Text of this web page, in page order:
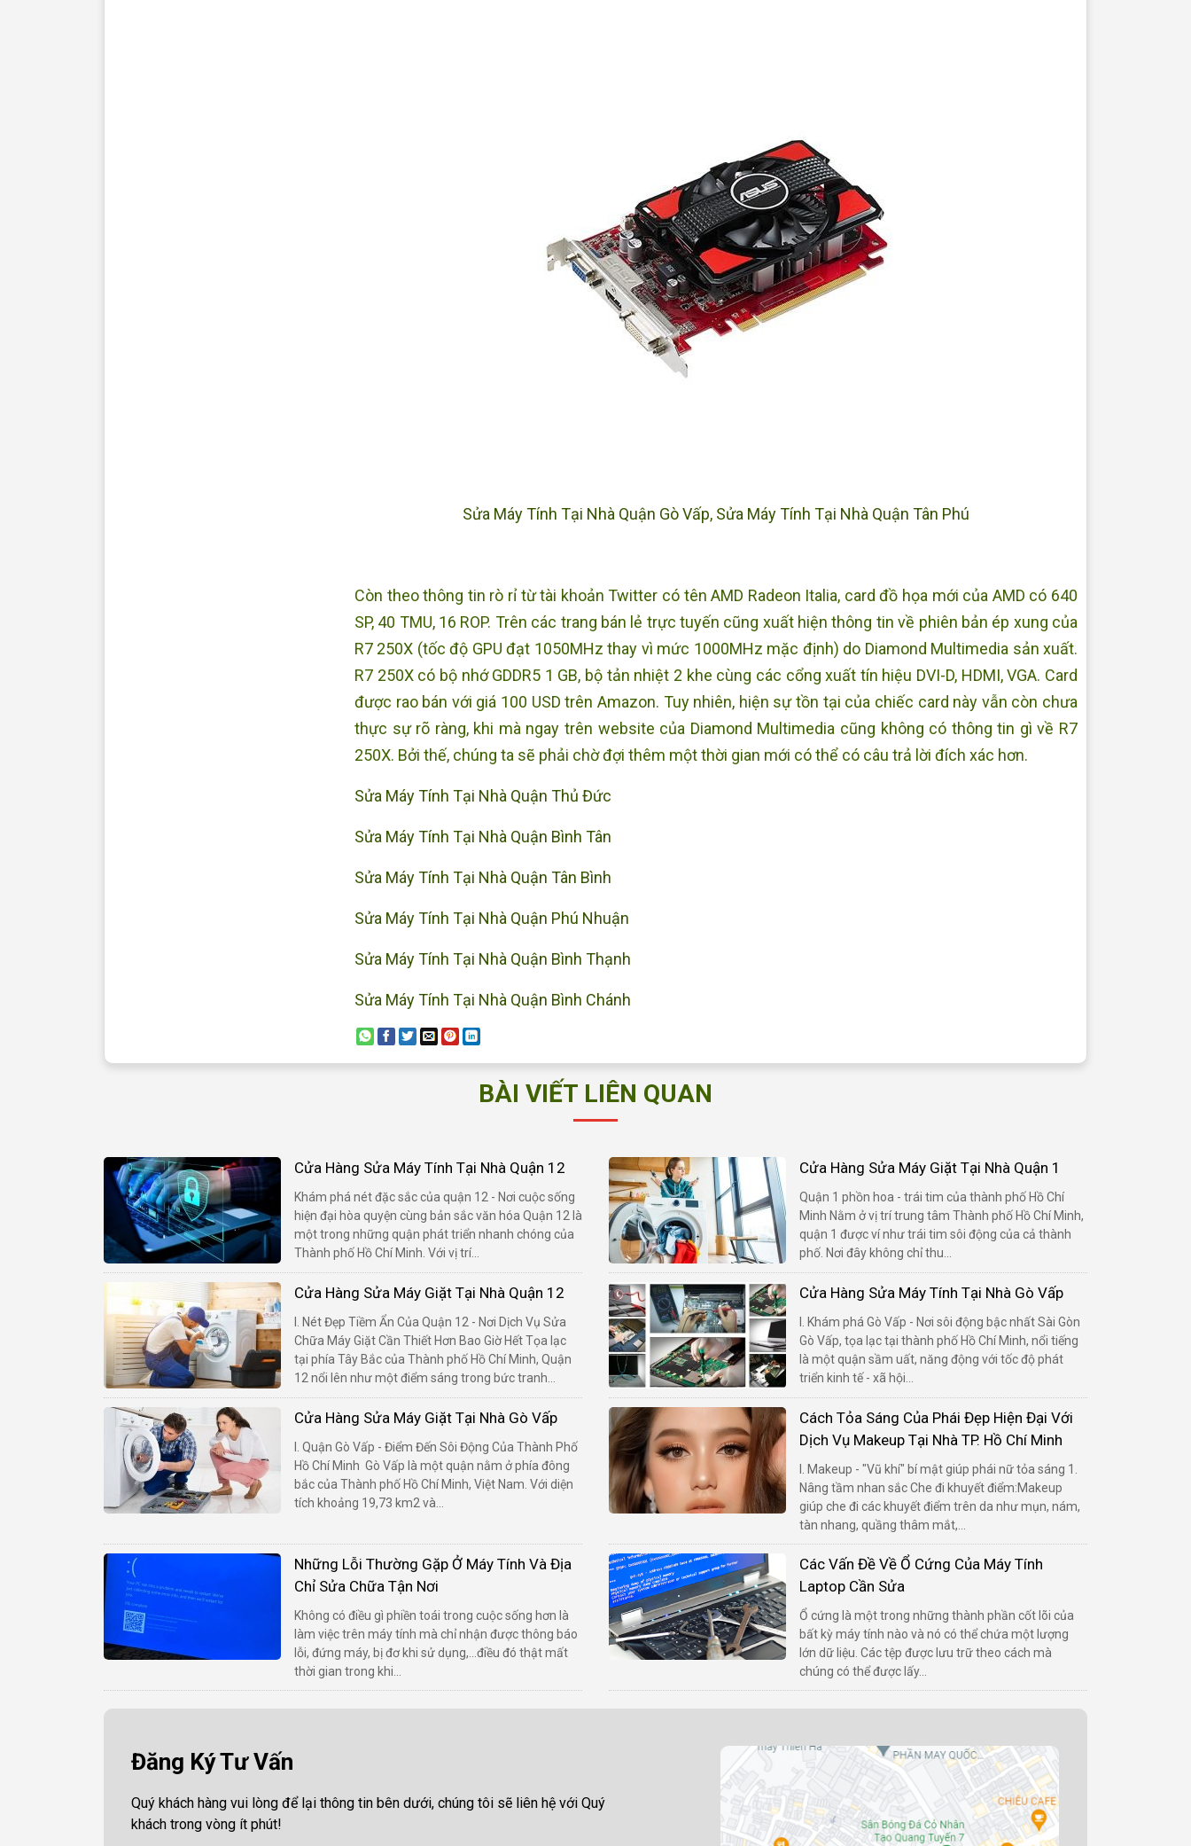
Sửa Máy Tính Tại Nhà Quận Gò Vấp, Sửa Máy Tính Tại Nhà Quận Tân Phú
Còn theo thông tin rò rỉ từ tài khoản Twitter có tên AMD Radeon Italia, card đồ họa mới của AMD có 640
SP, 40 TMU, 16 ROP. Trên các trang bán lẻ trực tuyến cũng xuất hiện thông tin về phiên bản ép xung của
R7 250X (tốc độ GPU đạt 1050MHz thay vì mức 1000MHz mặc định) do Diamond Multimedia sản xuất.
R7 250X có bộ nhớ GDDR5 1 GB, bộ tản nhiệt 2 khe cùng các cổng xuất tín hiệu DVI-D, HDMI, VGA. Card
được rao bán với giá 100 USD trên Amazon. Tuy nhiên, hiện sự tồn tại của chiếc card này vẫn còn chưa
thực sự rõ ràng, khi mà ngay trên website của Diamond Multimedia cũng không có thông tin gì về R7
250X. Bởi thế, chúng ta sẽ phải chờ đợi thêm một thời gian mới có thể có câu trả lời đích xác hơn.
Sửa Máy Tính Tại Nhà Quận Thủ Đức
Sửa Máy Tính Tại Nhà Quận Bình Tân
Sửa Máy Tính Tại Nhà Quận Tân Bình
Sửa Máy Tính Tại Nhà Quận Phú Nhuận
Sửa Máy Tính Tại Nhà Quận Bình Thạnh
Sửa Máy Tính Tại Nhà Quận Bình Chánh
BÀI VIẾT LIÊN QUAN
Cửa Hàng Sửa Máy Tính Tại Nhà Quận 12
Khám phá nét đặc sắc của quận 12 - Nơi cuộc sống
hiện đại hòa quyện cùng bản sắc văn hóa Quận 12 là
một trong những quận phát triển nhanh chóng của
Thành phố Hồ Chí Minh. Với vị trí...
Cửa Hàng Sửa Máy Giặt Tại Nhà Quận 1
Quận 1 phồn hoa - trái tim của thành phố Hồ Chí
Minh Nằm ở vị trí trung tâm Thành phố Hồ Chí Minh,
quận 1 được ví như trái tim sôi động của cả thành
phố. Nơi đây không chỉ thu...
Cửa Hàng Sửa Máy Giặt Tại Nhà Quận 12
I. Nét Đẹp Tiềm Ẩn Của Quận 12 - Nơi Dịch Vụ Sửa
Chữa Máy Giặt Cần Thiết Hơn Bao Giờ Hết Tọa lạc
tại phía Tây Bắc của Thành phố Hồ Chí Minh, Quận
12 nổi lên như một điểm sáng trong bức tranh...
Cửa Hàng Sửa Máy Tính Tại Nhà Gò Vấp
I. Khám phá Gò Vấp - Nơi sôi động bậc nhất Sài Gòn
Gò Vấp, tọa lạc tại thành phố Hồ Chí Minh, nổi tiếng
là một quận sầm uất, năng động với tốc độ phát
triển kinh tế - xã hội...
Cửa Hàng Sửa Máy Giặt Tại Nhà Gò Vấp
I. Quận Gò Vấp - Điểm Đến Sôi Động Của Thành Phố
Hồ Chí Minh Gò Vấp là một quận nằm ở phía đông
bắc của Thành phố Hồ Chí Minh, Việt Nam. Với diện
tích khoảng 19,73 km2 và...
Cách Tỏa Sáng Của Phái Đẹp Hiện Đại Với
Dịch Vụ Makeup Tại Nhà TP. Hồ Chí Minh
I. Makeup - "Vũ khí" bí mật giúp phái nữ tỏa sáng 1.
Nâng tầm nhan sắc Che đi khuyết điểm:Makeup
giúp che đi các khuyết điểm trên da như mụn, nám,
tàn nhang, quầng thâm mắt,...
Những Lỗi Thường Gặp Ở Máy Tính Và Địa
Chỉ Sửa Chữa Tận Nơi
Không có điều gì phiền toái trong cuộc sống hơn là
làm việc trên máy tính mà chỉ nhận được thông báo
lỗi, đứng máy, bị đơ khi sử dụng,...điều đó thật mất
thời gian trong khi...
Các Vấn Đề Về Ổ Cứng Của Máy Tính
Laptop Cần Sửa
Ổ cứng là một trong những thành phần cốt lõi của
bất kỳ máy tính nào và nó có thể chứa một lượng
lớn dữ liệu. Các tệp được lưu trữ theo cách mà
chúng có thể được lấy...
Đăng Ký Tư Vấn
Quý khách hàng vui lòng để lại thông tin bên dưới, chúng tôi sẽ liên hệ với Quý
khách trong vòng ít phút!